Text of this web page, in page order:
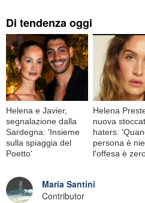
Di tendenza oggi
Helena e Javier,
segnalazione dalla
Sardegna: 'Insieme
sulla spiaggia del
Poetto'
Helena
nuova
haters:
persona è
l'offesa è
Maria Santini
Contributor